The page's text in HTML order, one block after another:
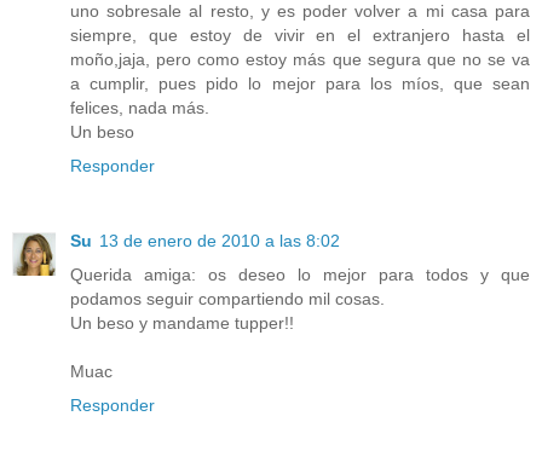
uno sobresale al resto, y es poder volver a mi casa para
siempre, que estoy de vivir en el extranjero hasta el
moño,jaja, pero como estoy más que segura que no se va
a cumplir, pues pido lo mejor para los míos, que sean
felices, nada más.
Un beso
Responder
Su 13 de enero de 2010 a las 8:02
Querida amiga: os deseo lo mejor para todos y que
podamos seguir compartiendo mil cosas.
Un beso y mandame tupper!!
Muac
Responder